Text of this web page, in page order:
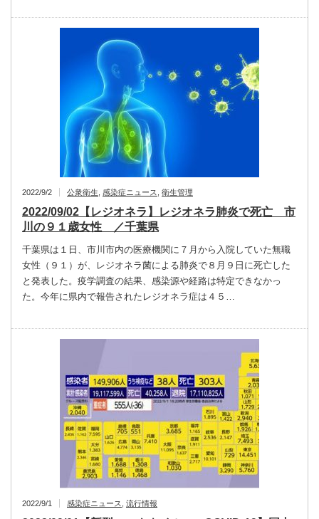
2022/9/2 公衆衛生 感染症ニュース 衛生管理
2022/09/02【レジオネラ】レジオネラ肺炎で死亡 市
川の９１歳女性 ／千葉県
千葉県は１日、市川市内の医療機関に７月から入院していた無職
女性（９１）が、レジオネラ菌による肺炎で８月９日に死亡した
と発表した。疫学調査の結果、感染源や経路は特定できなかっ
た。今年に県内で報告されたレジオネラ症は４５…
2022/9/1 感染症ニュース 流行情報